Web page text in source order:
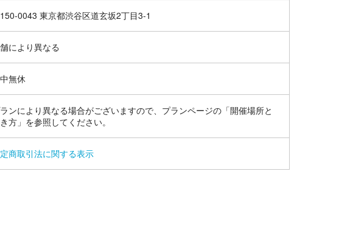
0043 東京都渋谷区道玄坂2丁目3-1
により異なる
無休
ンにより異なる場合がございますので、プランページの「開催場所と
方」を参照してください。
商取引法に関する表示